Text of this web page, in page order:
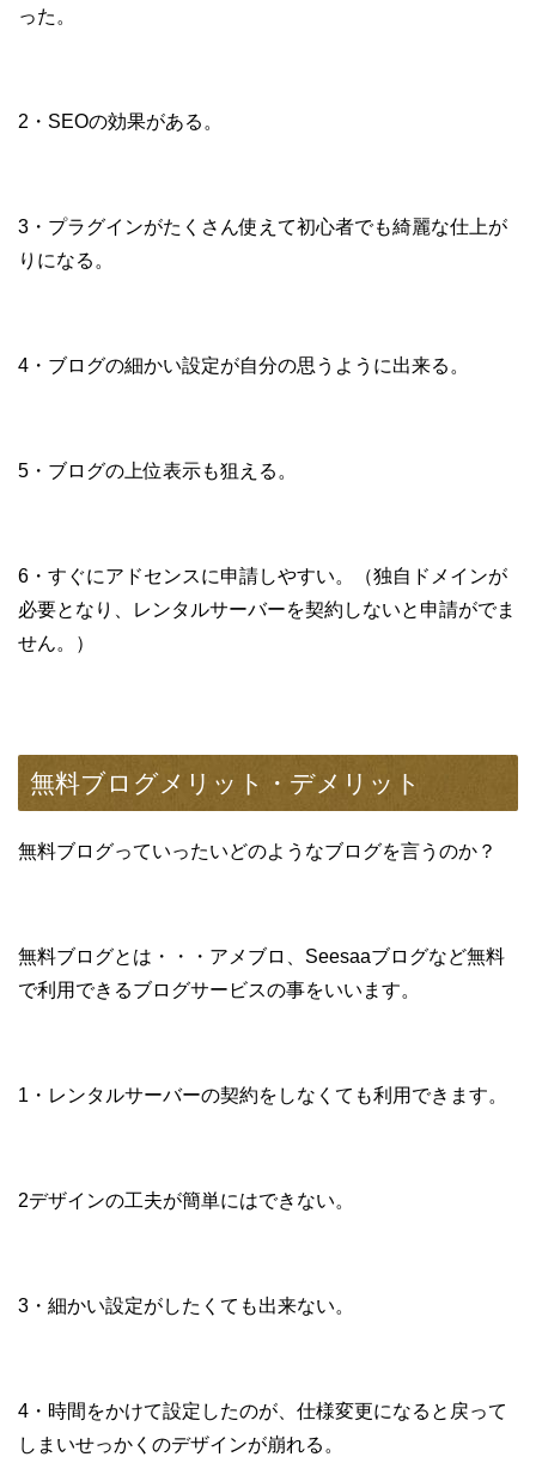
った。
2・SEOの効果がある。
3・プラグインがたくさん使えて初心者でも綺麗な仕上が
りになる。
4・ブログの細かい設定が自分の思うように出来る。
5・ブログの上位表示も狙える。
6・すぐにアドセンスに申請しやすい。（独自ドメインが
必要となり、レンタルサーバーを契約しないと申請がでま
せん。）
無料ブログメリット・デメリット
無料ブログっていったいどのようなブログを言うのか？
無料ブログとは・・・アメブロ、Seesaaブログなど無料
で利用できるブログサービスの事をいいます。
1・レンタルサーバーの契約をしなくても利用できます。
2デザインの工夫が簡単にはできない。
3・細かい設定がしたくても出来ない。
4・時間をかけて設定したのが、仕様変更になると戻って
しまいせっかくのデザインが崩れる。